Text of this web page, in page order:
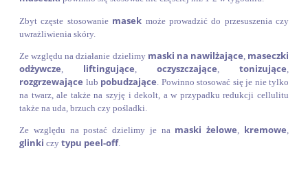
Zbyt częste stosowanie masek może prowadzić do przesuszenia czy
uwrażliwienia skóry.
Ze względu na działanie dzielimy maski na nawilżające maseczki
odżywcze
liftingujące oczyszczające tonizujące
rozgrzewające lub pobudzające . Powinno stosować się je nie tylko
na twarz, ale także na szyję i dekolt, a w przypadku redukcji cellulitu
także na uda, brzuch czy pośladki.
Ze względu na postać dzielimy je na maski żelowe, kremowe,
glinki czy typu peel-off.